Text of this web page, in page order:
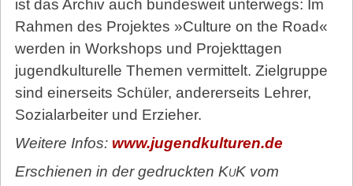
ist das Archiv auch bundesweit unterwegs: Im
Rahmen des Projektes »Culture on the Road«
werden in Workshops und Projekttagen
jugendkulturelle Themen vermittelt. Zielgruppe
sind einerseits Schüler, andererseits Lehrer,
Sozialarbeiter und Erzieher.
Weitere Infos: www.jugendkulturen.de
Erschienen in der gedruckten KuKvom